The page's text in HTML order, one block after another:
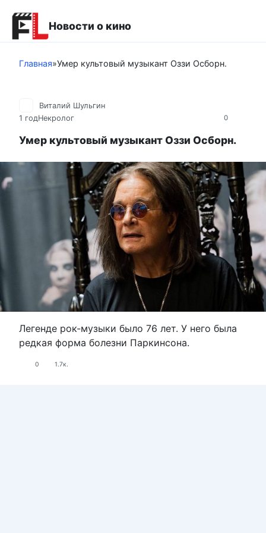
контенту
Новости о кино
Главная»Умер культовый музыкант Оззи Осборн.
0
Виталий Шульгин
1 годНекролог
Умер культовый музыкант Оззи Осборн.
Легенде рок-музыки было 76 лет. У него была
редкая форма болезни Паркинсона.
0 1.7к.